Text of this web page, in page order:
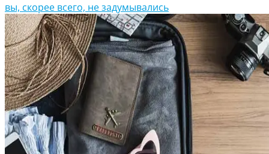
вы, скорее всего, не задумывались